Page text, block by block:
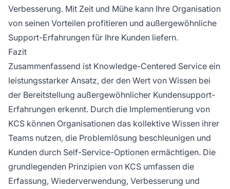
Verbesserung. Mit Zeit und Mühe kann Ihre Organisation
von seinen Vorteilen profitieren und außergewöhnliche
Support-Erfahrungen für Ihre Kunden liefern.
Fazit
Zusammenfassend ist Knowledge-Centered Service ein
leistungsstarker Ansatz, der den Wert von Wissen bei
der Bereitstellung außergewöhnlicher Kundensupport-
Erfahrungen erkennt. Durch die Implementierung von
KCS können Organisationen das kollektive Wissen ihrer
Teams nutzen, die Problemlösung beschleunigen und
Kunden durch Self-Service-Optionen ermächtigen. Die
grundlegenden Prinzipien von KCS umfassen die
Erfassung, Wiederverwendung, Verbesserung und